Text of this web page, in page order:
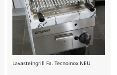
Lavasteingrill Fa. Tecnoinox NEU